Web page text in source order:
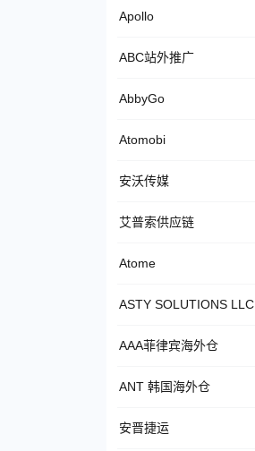
Apollo
ABC站外推广
AbbyGo
Atomobi
安沃传媒
艾普索供应链
Atome
ASTY SOLUTIONS LLC
AAA菲律宾海外仓
ANT 韩国海外仓
安晋捷运